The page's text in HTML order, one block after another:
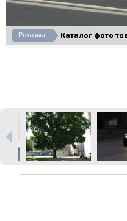
Печать
Реклама Каталог фото